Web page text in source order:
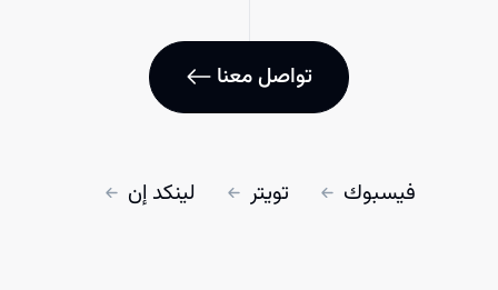
تواصل معنا
فيسبوك تويتر لينكد إن